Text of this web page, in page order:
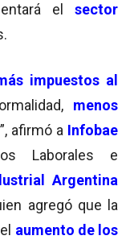
el sector
impuestos al
menos
afirmó a Infobae
Laborales e
Argentina
agregó que la
aumento de los